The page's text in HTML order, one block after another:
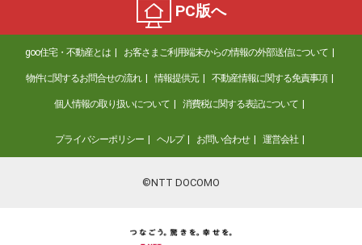
3,899万円
住 所
埼玉県川口市川口５
専有面積 63.3m²
間取り
3LDK
埼玉県川口市飯塚３
価 格
2,490万円
住 所
埼玉県川口市飯塚３
64.28m²
PC版へ
goo住宅・不動産とは お客さまご利用端末からの情報の外部送信について
物件に関するお問合せの流れ 情報提供元 不動産情報に関する免責事項
個人情報の取り扱いについて 消費税に関する表記について
プライバシーポリシー ヘルプ お問い合わせ 運営会社
©NTT DOCOMO